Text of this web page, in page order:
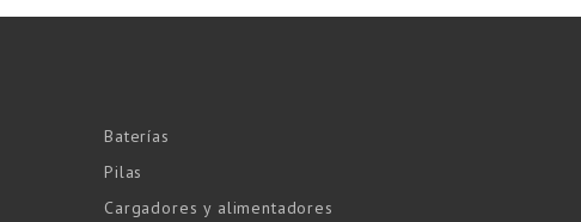
Baterías
Pilas
Cargadores y alimentadores